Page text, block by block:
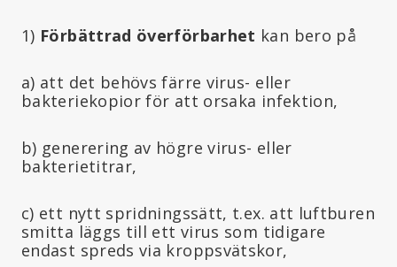
1) Förbättrad överförbarhet kan bero på
a) att det behövs färre virus- eller
bakteriekopior för att orsaka infektion,
b) generering av högre virus- eller
bakterietitrar,
c) ett nytt spridningssätt, t.ex. att luftburen
smitta läggs till ett virus som tidigare
endast spreds via kroppsvätskor,